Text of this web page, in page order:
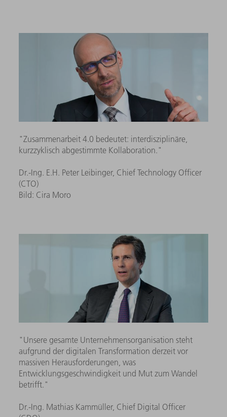
"Zusammenarbeit 4.0 bedeutet: interdisziplinäre,
kurzzyklisch abgestimmte Kollaboration."
Dr.-Ing. E.H. Peter Leibinger, Chief Technology Officer
(CTO)
Bild: Cira Moro
"Unsere gesamte Unternehmensorganisation steht
aufgrund der digitalen Transformation derzeit vor
massiven Herausforderungen, was
Entwicklungsgeschwindigkeit und Mut zum Wandel
betrifft."
Dr.-Ing. Mathias Kammüller, Chief Digital Officer